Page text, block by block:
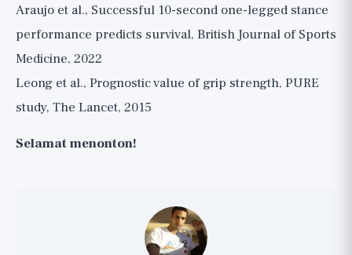
Araujo et al., Successful 10-second one-legged stance
performance predicts survival, British Journal of Sports
Medicine, 2022
Leong et al., Prognostic value of grip strength, PURE
study, The Lancet, 2015
Selamat menonton!